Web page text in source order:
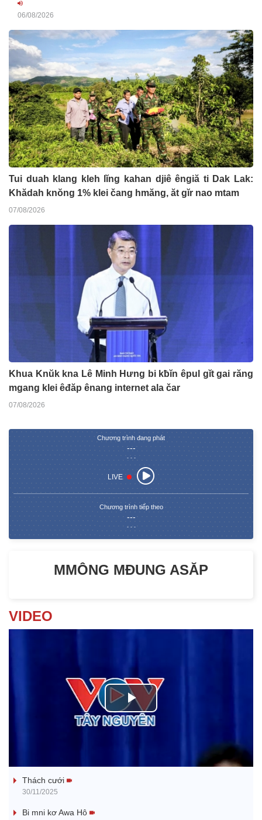
06/08/2026
Tui duah klang kleh lĭng kahan djiê êngiă ti Dak Lak:
Khădah knŏng 1% klei čang hmăng, ăt gĭr nao mtam
07/08/2026
Khua Knŭk kna Lê Minh Hưng bi kƀĭn êpul gĭt gai răng
mgang klei êđăp ênang internet ala čar
07/08/2026
Chương trình đang phát
---
- - -
LIVE
Chương trình tiếp theo
---
- - -
MMÔNG MĐUNG ASĂP
VIDEO
P
a
Thách cưới
30/11/2025
Bi mni kơ Awa Hô